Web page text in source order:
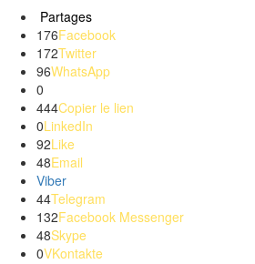
Partages
176Facebook
172Twitter
96WhatsApp
0
444Copier le lien
0LinkedIn
92Like
48Email
Viber
44Telegram
132Facebook Messenger
48Skype
0VKontakte